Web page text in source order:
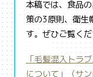
本稿では、食品
策の3原則、衛生
す。ぜひご覧くだ
「毛髪混入トラ
について」（サ